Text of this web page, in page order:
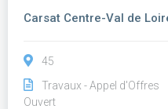
Carsat Centre-Val de
45
Travaux - Appel d'Offres
Ouvert